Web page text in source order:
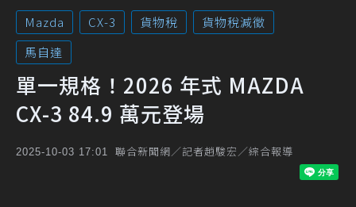
Mazda CX-3 貨物稅
貨物稅減徵
馬自達
單一規格！2026 年式 MAZDA
CX-3 84.9 萬元登場
2025-10-03 17:01 聯合新聞網／記者趙駿宏／綜合報導